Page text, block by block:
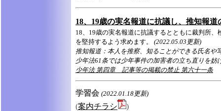
18、19歳の実名報道に抗議し、推知報
18、19歳の実名報道に抗議するとともに裁判所
を堅持するよう求めます。
(2022.05.03更新)
推知報道：本人を推察、知ることができる氏名や
少年法61条では少年事件の加害者の立ち直りを
少年法 第四章 記事等の掲載の禁止 第六十一条
学習会 (2022.01.18更新)
(案内チラシ
)